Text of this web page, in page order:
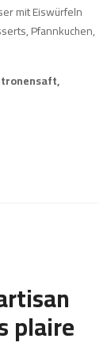
mit Eiswürfeln
Pfannkuchen,
plaire